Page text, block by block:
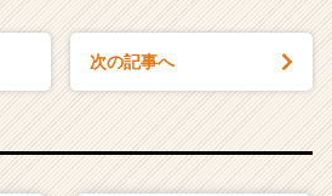
C
次の記事へ